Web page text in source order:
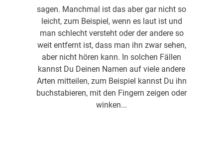
sagen. Manchmal ist das aber gar nicht so
leicht, zum Beispiel, wenn es laut ist und
man schlecht versteht oder der andere so
weit entfernt ist, dass man ihn zwar sehen,
aber nicht hören kann. In solchen Fällen
kannst Du Deinen Namen auf viele andere
Arten mitteilen, zum Beispiel kannst Du ihn
buchstabieren, mit den Fingern zeigen oder
winken...